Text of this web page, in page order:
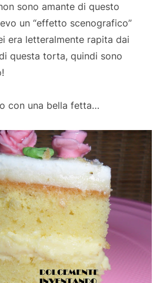
sono amante di questo
un “effetto scenografico”
era letteralmente rapita dai
questa torta, quindi sono
con una bella fetta…